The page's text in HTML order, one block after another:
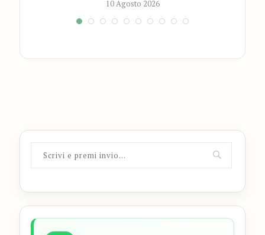
10 Agosto 2026